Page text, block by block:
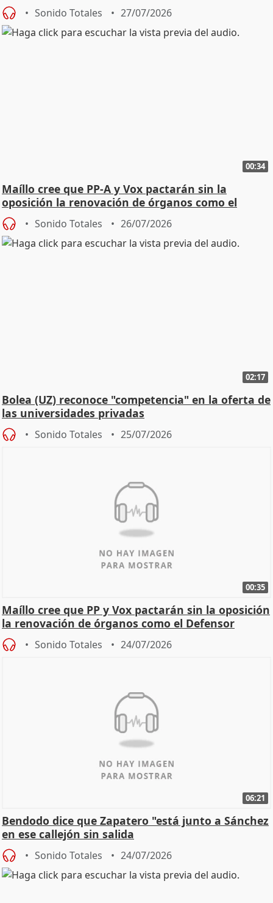
Sonido Totales 27/07/2026
00:34
Maíllo cree que PP-A y Vox pactarán sin la
oposición la renovación de órganos como el
Defensor
Sonido Totales 26/07/2026
02:17
Bolea (UZ) reconoce "competencia" en la oferta de
las universidades privadas
Sonido Totales 25/07/2026
00:35
Maíllo cree que PP y Vox pactarán sin la oposición
la renovación de órganos como el Defensor
Sonido Totales 24/07/2026
06:21
Bendodo dice que Zapatero "está junto a Sánchez
en ese callejón sin salida
Sonido Totales 24/07/2026